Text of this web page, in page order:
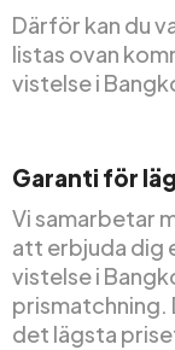
Därför kan du
listas ovan
vistelse i
Garanti för
Vi samarbetar
att erbjuda dig
vistelse i
prismatchning.
det lägsta